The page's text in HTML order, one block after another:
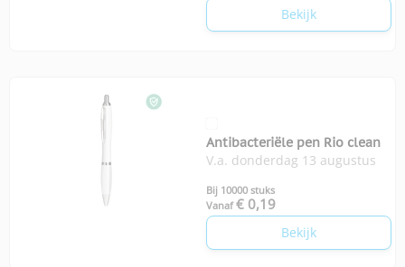
Bekijk
Antibacteriële pen Rio clean
V.a. donderdag 13 augustus
Bij 10000 stuks
Vanaf € 0,19
Bekijk